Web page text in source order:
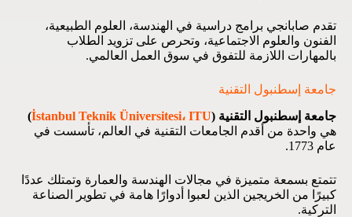
تقدم صابانجي برامج دراسية في الهندسة، العلوم الطبيعية،
الفنون والعلوم الاجتماعية، وتحرص على تزويد الطلاب
بالمهارات اللازمة للتفوق في سوق العمل العالمي.
جامعة إسطنبول التقنية
جامعة إسطنبول التقنية (İstanbul Teknik Üniversitesi، ITU)
هي واحدة من أقدم الجامعات التقنية في العالم، تأسست في
عام 1773.
تتمتع بسمعة متميزة في مجالات الهندسة والعمارة وتمتلك عددًا
كبيرًا من الخريجين الذين لعبوا أدوارًا هامة في تطوير الصناعة
التركية.